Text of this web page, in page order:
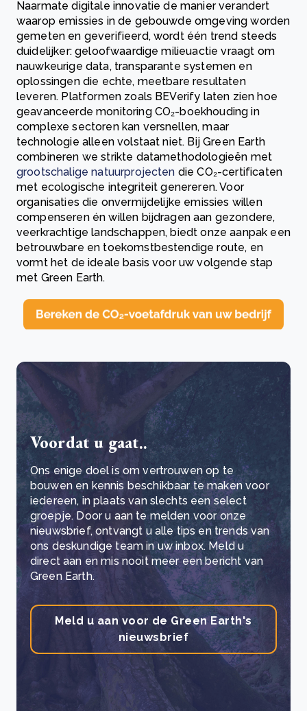
Naarmate digitale innovatie de manier verandert
waarop emissies in de gebouwde omgeving worden
gemeten en geverifieerd, wordt één trend steeds
duidelijker: geloofwaardige milieuactie vraagt om
nauwkeurige data, transparante systemen en
oplossingen die echte, meetbare resultaten
leveren. Platformen zoals BEVerify laten zien hoe
geavanceerde monitoring CO₂-boekhouding in
complexe sectoren kan versnellen, maar
technologie alleen volstaat niet. Bij Green Earth
combineren we strikte data­methodologieën met
grootschalige natuurprojecten die CO₂-certificaten
met ecologische integriteit genereren. Voor
organisaties die onvermijdelijke emissies willen
compenseren én willen bijdragen aan gezondere,
veerkrachtige landschappen, biedt onze aanpak een
betrouwbare en toekomstbestendige route, en
vormt het de ideale basis voor uw volgende stap
met Green Earth.
Voordat u gaat..
Ons enige doel is om vertrouwen op te
bouwen en kennis beschikbaar te maken voor
iedereen, in plaats van slechts een select
groepje. Door u aan te melden voor onze
nieuwsbrief, ontvangt u alle tips en trends van
ons deskundige team in uw inbox. Meld u
direct aan en mis nooit meer een bericht van
Green Earth.
Meld u aan voor de Green Earth's
nieuwsbrief